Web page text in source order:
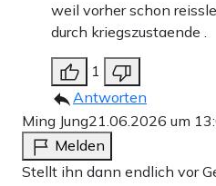
weil vorher schon
durch kriegszustaende .
1
Antworten
Ming Jung21.06.2026 um
Melden
Stellt ihn dann endlich vor